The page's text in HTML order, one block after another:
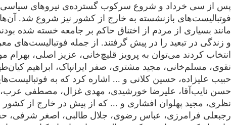
پس از سی خرداد و شروع سرکوب گسترده‌ی نیروهای سیاسی
فوتبالیست‌های بازنشسته به خارج از کشور نیز شروع شد.
مانند بسیاری از مردم از اختناق حاکم بر جامعه خسته شده
و زندگی در تبعید را در پیش گرفتند. از جمله فوتبالیست‌های
انتخاب کردند می‌توان به پرویز قلیچ‌خانی، عزیز اصلی، بهرام
نقوی، مسلم‌خانی، مجید مشتری، صفر ایرانپاک، ابراهیم
حبیب علیزاده، حسین کلانی و ... اشاره کرد که به
حسن نایب‌آقا، علیرضا خورشیدی، مهدی غزال، مصطفی عرب،
نظری، مجید پهلوان افشاری و ... که از پیش در خارج از کشور
رجبعلی فرامرزی، عباس رضوی، جلال طالبی، اصغر شرفی،